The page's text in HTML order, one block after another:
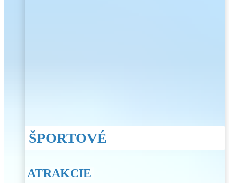
ŠPORTOVÉ
ATRAKCIE